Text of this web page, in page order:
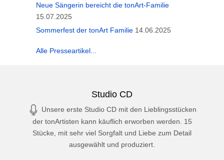
Neue Sängerin bereicht die tonArt-Familie
15.07.2025
Sommerfest der tonArt Familie 14.06.2025
Alle Presseartikel...
Studio CD
Unsere erste Studio CD mit den Lieblingsstücken
der tonArtisten kann käuflich erworben werden. 15
Stücke, mit sehr viel Sorgfalt und Liebe zum Detail
ausgewählt und produziert.